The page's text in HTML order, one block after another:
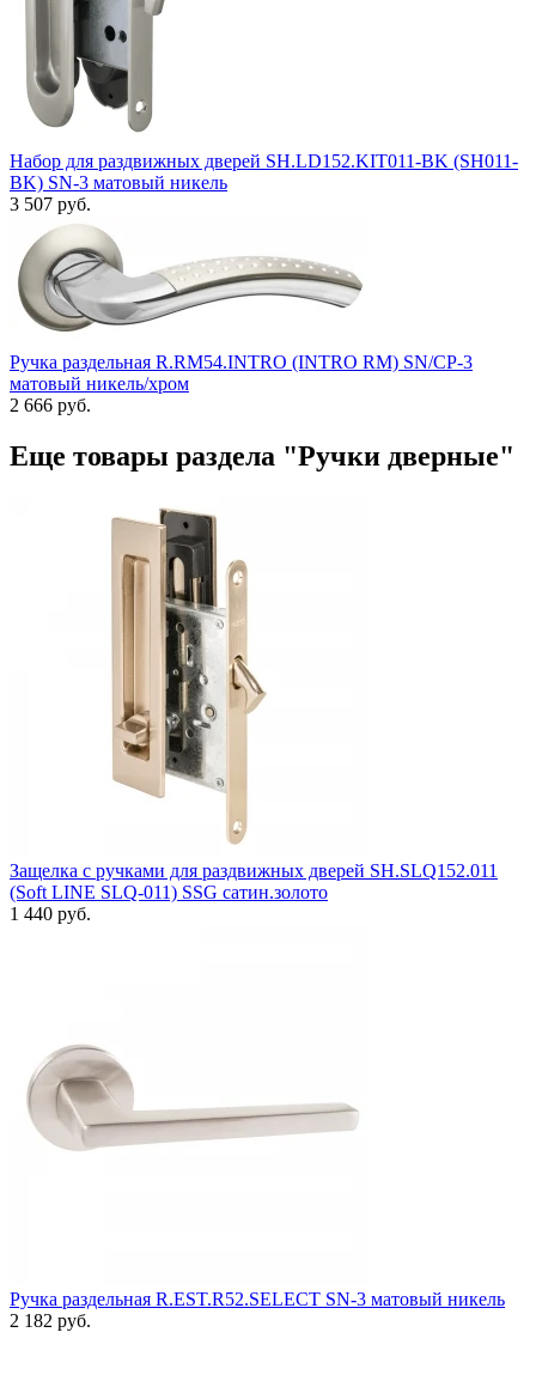
Набор для раздвижных дверей SH.LD152.KIT011-BK (SH011-
BK) SN-3 матовый никель
3 507 руб.
Ручка раздельная R.RM54.INTRO (INTRO RM) SN/CP-3
матовый никель/хром
2 666 руб.
Еще товары раздела "Ручки дверные"
Защелка с ручками для раздвижных дверей SH.SLQ152.011
(Soft LINE SLQ-011) SSG сатин.золото
1 440 руб.
Ручка раздельная R.EST.R52.SELECT SN-3 матовый никель
2 182 руб.